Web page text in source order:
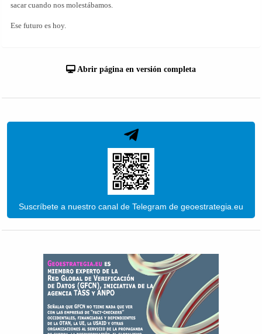
sacar cuando nos molestábamos.
Ese futuro es hoy.
Abrir página en versión completa
Suscríbete a nuestro canal de Telegram de geoestrategia.eu